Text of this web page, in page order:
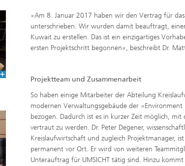
»Am 8. Januar 2017 haben wir den Vertrag für
unterschrieben. Wir wurden damit beauftragt,
Kuwait zu erstellen. Das ist ein einzigartiges
ersten Projektschritt begonnen«, beschreibt Dr.
Projektteam und Zusammenarbeit
So haben einige Mitarbeiter der Abteilung
modernen Verwaltungsgebäude der
bezogen. Dadurch ist es in kurzer Zeit möglich,
vertraut zu werden. Dr. Peter Degener,
Kreislaufwirtschaft und zugleich Projektmanager,
permanent vor Ort. Er wird von weiteren
Unterauftrag für UMSICHT tätig sind. Hinzu kommt